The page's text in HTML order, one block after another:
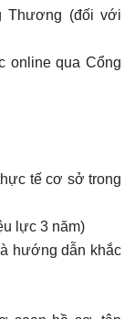
Thương (đối với
online qua Cổng
tế cơ sở trong
lực 3 năm)
hướng dẫn khắc